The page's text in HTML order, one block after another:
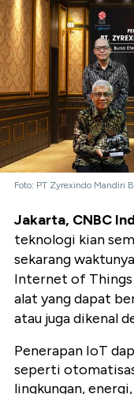
Foto: PT Zyrexindo Mandiri
Jakarta, CNBC
teknologi kian
sekarang
Internet of
alat yang dapat
atau juga dikenal
Penerapan IoT
seperti
lingkungan,